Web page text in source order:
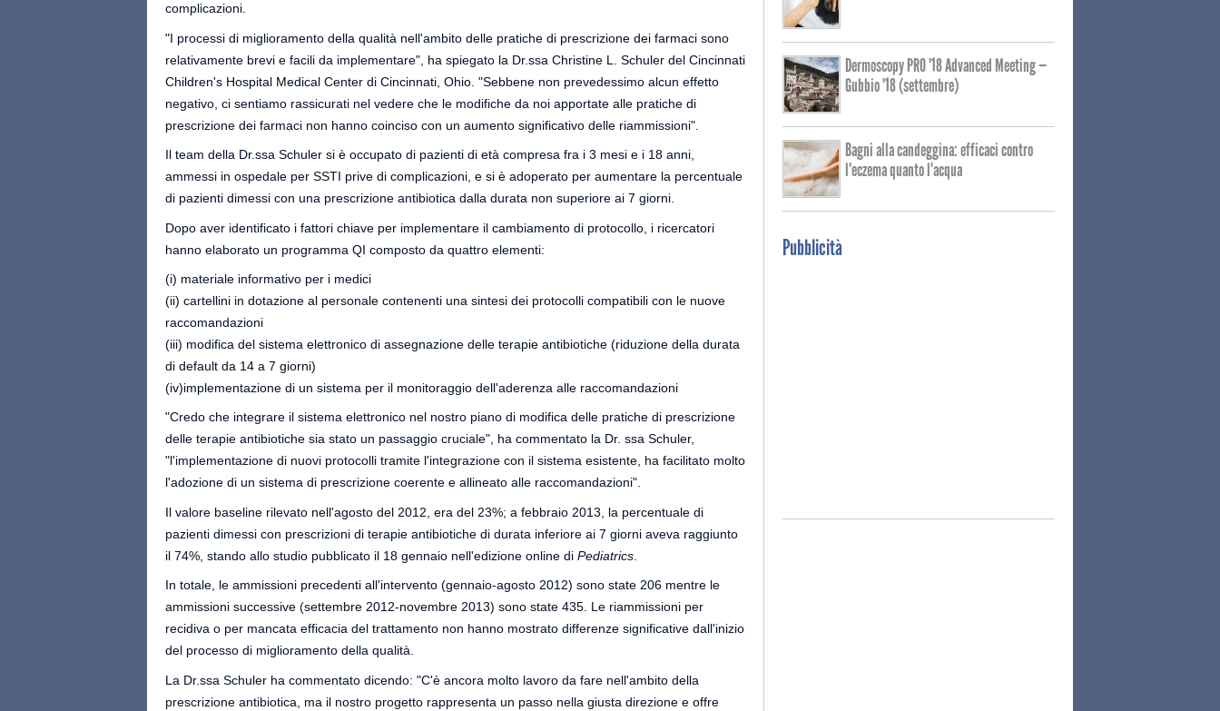
complicazioni.
"I processi di miglioramento della qualità nell'ambito delle pratiche di prescrizione dei farmaci sono
relativamente brevi e facili da implementare", ha spiegato la Dr.ssa Christine L. Schuler del Cincinnati
Children's Hospital Medical Center di Cincinnati, Ohio. "Sebbene non prevedessimo alcun effetto
negativo, ci sentiamo rassicurati nel vedere che le modifiche da noi apportate alle pratiche di
prescrizione dei farmaci non hanno coinciso con un aumento significativo delle riammissioni".
Il team della Dr.ssa Schuler si è occupato di pazienti di età compresa fra i 3 mesi e i 18 anni,
ammessi in ospedale per SSTI prive di complicazioni, e si è adoperato per aumentare la percentuale
di pazienti dimessi con una prescrizione antibiotica dalla durata non superiore ai 7 giorni.
Dopo aver identificato i fattori chiave per implementare il cambiamento di protocollo, i ricercatori
hanno elaborato un programma QI composto da quattro elementi:
(i) materiale informativo per i medici
(ii) cartellini in dotazione al personale contenenti una sintesi dei protocolli compatibili con le nuove
raccomandazioni
(iii) modifica del sistema elettronico di assegnazione delle terapie antibiotiche (riduzione della durata
di default da 14 a 7 giorni)
(iv)implementazione di un sistema per il monitoraggio dell'aderenza alle raccomandazioni
"Credo che integrare il sistema elettronico nel nostro piano di modifica delle pratiche di prescrizione
delle terapie antibiotiche sia stato un passaggio cruciale", ha commentato la Dr. ssa Schuler,
"l'implementazione di nuovi protocolli tramite l'integrazione con il sistema esistente, ha facilitato molto
l'adozione di un sistema di prescrizione coerente e allineato alle raccomandazioni".
Il valore baseline rilevato nell'agosto del 2012, era del 23%; a febbraio 2013, la percentuale di
pazienti dimessi con prescrizioni di terapie antibiotiche di durata inferiore ai 7 giorni aveva raggiunto
il 74%, stando allo studio pubblicato il 18 gennaio nell'edizione online di Pediatrics
In totale, le ammissioni precedenti all'intervento (gennaio-agosto 2012) sono state 206 mentre le
ammissioni successive (settembre 2012-novembre 2013) sono state 435. Le riammissioni per
recidiva o per mancata efficacia del trattamento non hanno mostrato differenze significative dall'inizio
del processo di miglioramento della qualità.
La Dr.ssa Schuler ha commentato dicendo: "C'è ancora molto lavoro da fare nell'ambito della
prescrizione antibiotica, ma il nostro progetto rappresenta un passo nella giusta direzione e offre
Dermoscopy PRO '18 Advanced Meeting —
Gubbio '18 (settembre)
Bagni alla candeggina: efficaci contro
l'eczema quanto l'acqua
Pubblicità